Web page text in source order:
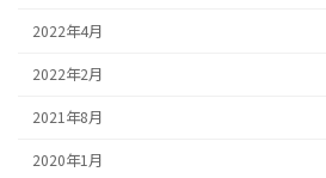
2022年4月
2022年2月
2021年8月
2020年1月